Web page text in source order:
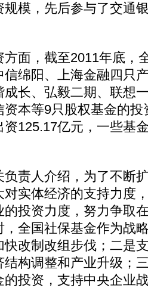
模，先后参与了交通
，截至2011年底，
信绵阳、上海金融四只
长、弘毅二期、联想
本等9只股权基金的投
资125.17亿元，一些基
人介绍，为了不断
实体经济的支持力度
投资力度，努力争取
全国社保基金作为战
改制改组步伐；二是
构调整和产业升级；
投资，支持中央企业